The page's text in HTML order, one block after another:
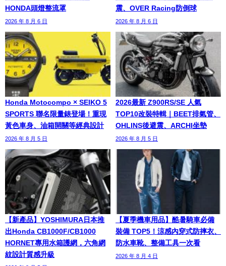
HONDA頭燈整流罩
2026 年 8 月 6 日
震、OVER Racing防倒球
2026 年 8 月 6 日
Honda Motocompo × SEIKO 5
SPORTS 聯名限量錶登場！重現
黃色車身、油箱開關等經典設計
2026 年 8 月 5 日
2026最新 Z900RS/SE 人氣
TOP10改裝特輯｜BEET排氣管、
OHLINS後避震、ARCHI坐墊
2026 年 8 月 5 日
【新產品】YOSHIMURA日本推
出Honda CB1000F/CB1000
HORNET專用水箱護網，六角網
紋設計質感升級
【夏季機車用品】酷暑騎車必備
裝備 TOP5！涼感內穿式防摔衣、
防水車靴、整備工具一次看
2026 年 8 月 4 日